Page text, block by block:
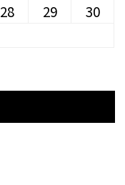
28 29
30